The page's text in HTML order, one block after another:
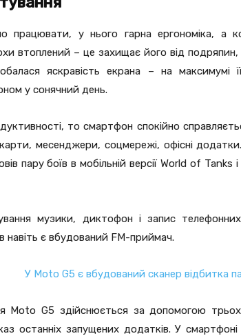
у нього гарна ергономіка, а
втоплений – це захищає його від
яскравість екрана – на
у сонячний день.
то смартфон спокійно
месенджери, соцмережі, офісні
пару боїв в мобільній версії World of Tanks
музики, диктофон і запис
навіть є вбудований FM-приймач.
Moto G5 здійснюється за допомогою
останніх запущених додатків. У